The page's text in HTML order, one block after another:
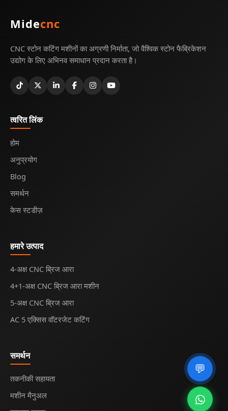
💬
Midecnc
CNC स्टोन कटिंग मशीनों का अग्रणी निर्माता, जो वैश्विक स्टोन फैब्रिकेशन
उद्योग के लिए अभिनव समाधान प्रदान करता है।
त्वरित लिंक
होम
अनुप्रयोग
Blog
समर्थन
केस स्टडीज़
हमारे उत्पाद
4-अक्ष CNC ब्रिज आरा
4+1-अक्ष CNC ब्रिज आरा मशीन
5-अक्ष CNC ब्रिज आरा
AC 5 एक्सिस वॉटरजेट कटिंग
समर्थन
तकनीकी सहायता
मशीन मैनुअल